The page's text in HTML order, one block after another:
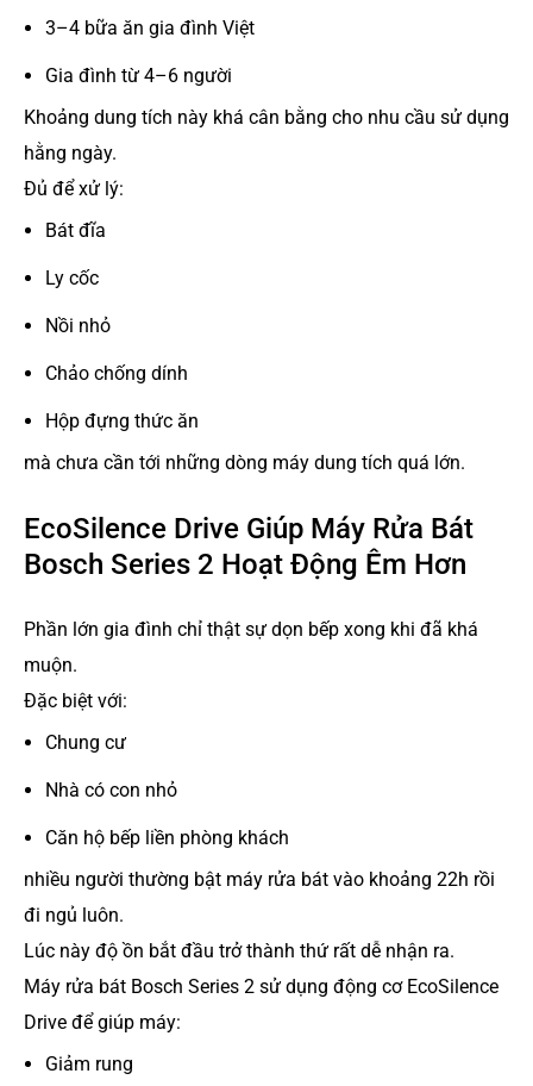
3–4 bữa ăn gia đình Việt
Gia đình từ 4–6 người
Khoảng dung tích này khá cân bằng cho nhu cầu sử dụng
hằng ngày.
Đủ để xử lý:
Bát đĩa
Ly cốc
Nồi nhỏ
Chảo chống dính
Hộp đựng thức ăn
mà chưa cần tới những dòng máy dung tích quá lớn.
EcoSilence Drive Giúp Máy Rửa Bát
Bosch Series 2 Hoạt Động Êm Hơn
Phần lớn gia đình chỉ thật sự dọn bếp xong khi đã khá
muộn.
Đặc biệt với:
Chung cư
Nhà có con nhỏ
Căn hộ bếp liền phòng khách
nhiều người thường bật máy rửa bát vào khoảng 22h rồi
đi ngủ luôn.
Lúc này độ ồn bắt đầu trở thành thứ rất dễ nhận ra.
Máy rửa bát Bosch Series 2 sử dụng động cơ EcoSilence
Drive để giúp máy:
Giảm rung